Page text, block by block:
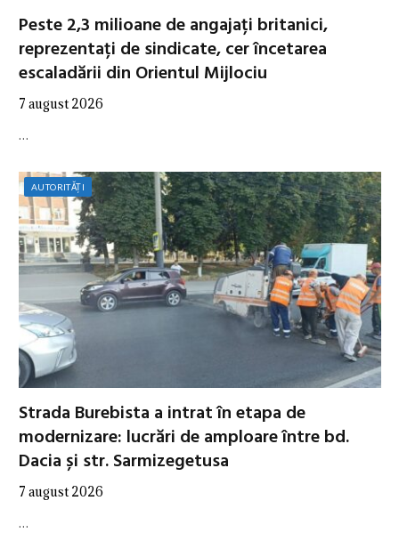
Peste 2,3 milioane de angajați britanici,
reprezentați de sindicate, cer încetarea
escaladării din Orientul Mijlociu
7 august 2026
…
AUTORITĂȚI
Strada Burebista a intrat în etapa de
modernizare: lucrări de amploare între bd.
Dacia și str. Sarmizegetusa
7 august 2026
…